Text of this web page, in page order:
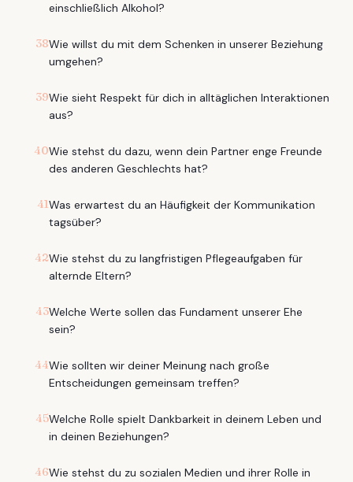
einschließlich Alkohol?
38Wie willst du mit dem Schenken in unserer Beziehung
umgehen?
39Wie sieht Respekt für dich in alltäglichen Interaktionen
aus?
40Wie stehst du dazu, wenn dein Partner enge Freunde
des anderen Geschlechts hat?
41Was erwartest du an Häufigkeit der Kommunikation
tagsüber?
42Wie stehst du zu langfristigen Pflegeaufgaben für
alternde Eltern?
43Welche Werte sollen das Fundament unserer Ehe
sein?
44Wie sollten wir deiner Meinung nach große
Entscheidungen gemeinsam treffen?
45Welche Rolle spielt Dankbarkeit in deinem Leben und
in deinen Beziehungen?
46Wie stehst du zu sozialen Medien und ihrer Rolle in